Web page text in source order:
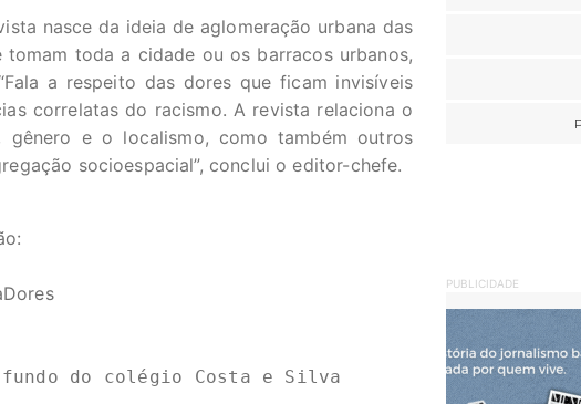
nasce da ideia de aglomeração urbana das
toda a cidade ou os barracos urbanos,
a respeito das dores que ficam invisíveis
correlatas do racismo. A revista relaciona o
e o localismo, como também outros
socioespacial”, conclui o editor-chefe.
do colégio Costa e Silva
PUBLICIDADE